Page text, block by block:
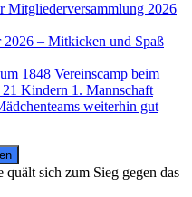
Mitgliederversammlung 2026
– Mitkicken und Spaß
1848 Vereinscamp beim
Kindern 1. Mannschaft
weiterhin gut
quält sich zum Sieg gegen das